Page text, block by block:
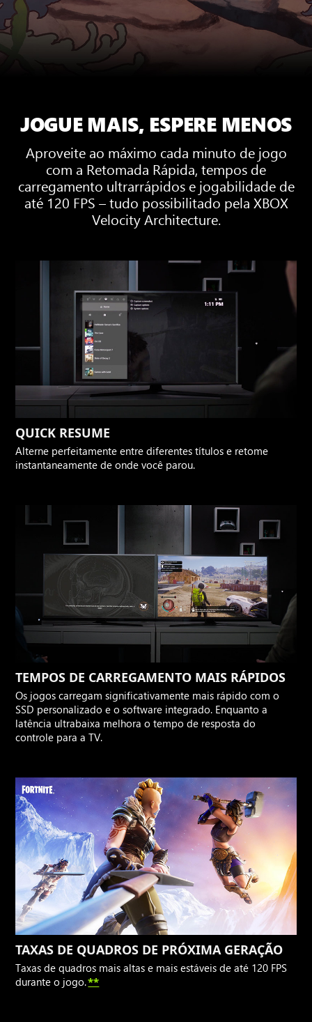
JOGUE MAIS, ESPERE MENOS
Aproveite ao máximo cada minuto de jogo
com a Retomada Rápida, tempos de
carregamento ultrarrápidos e jogabilidade de
até 120 FPS – tudo possibilitado pela XBOX
Velocity Architecture.
QUICK RESUME
Alterne perfeitamente entre diferentes títulos e retome
instantaneamente de onde você parou.
TEMPOS DE CARREGAMENTO MAIS RÁPIDOS
Os jogos carregam significativamente mais rápido com o
SSD personalizado e o software integrado. Enquanto a
latência ultrabaixa melhora o tempo de resposta do
controle para a TV.
TAXAS DE QUADROS DE PRÓXIMA GERAÇÃO
Taxas de quadros mais altas e mais estáveis de até 120 FPS
durante o jogo.**